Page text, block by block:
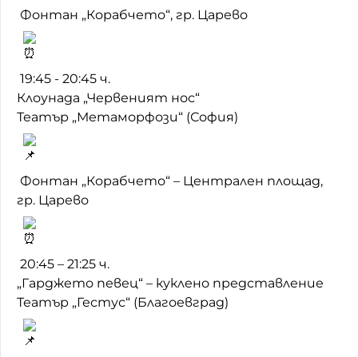
Фонтан „Корабчето“, гр. Царево
19:45 - 20:45 ч.
Клоунада „Червеният нос“
Театър „Метаморфози“ (София)
Фонтан „Корабчето“ – Централен площад,
гр. Царево
20:45 – 21:25 ч.
„Гарджето певец“ – куклено представление
Театър „Гестус“ (Благоевград)